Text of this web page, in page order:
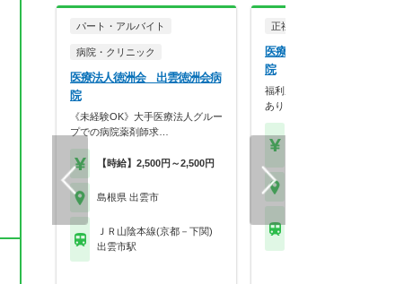
パート・アルバイト
病院・クリニック
医療法人徳洲会 出雲徳洲会病
院
《未経験OK》大手医療法人グルー
プでの病院薬剤師求…
【時給】2,500円～2,500円
島根県 出雲市
ＪＲ山陰本線(京都－下関)
出雲市駅
正社員
医療法人徳洲会 出雲徳
院
福利厚生が充実！各種手当が
あります！